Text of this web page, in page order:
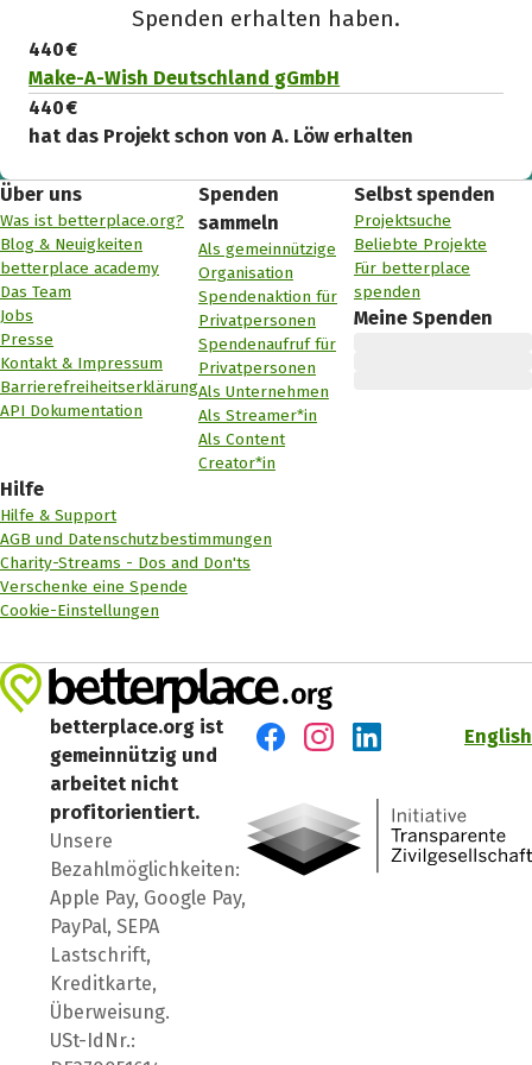
Spenden erhalten haben.
440 €
Make-A-Wish Deutschland gGmbH
440 €
hat das Projekt schon von A. Löw erhalten
Über uns
Was ist betterplace.org?
Blog & Neuigkeiten
betterplace academy
Das Team
Jobs
Presse
Kontakt & Impressum
Barrierefreiheitserklärung
API Dokumentation
Spenden
sammeln
Als gemeinnützige
Organisation
Spendenaktion für
Privatpersonen
Spendenaufruf für
Privatpersonen
Als Unternehmen
Als Streamer*in
Als Content
Creator*in
Selbst spenden
Projektsuche
Beliebte Projekte
Für betterplace
spenden
Meine Spenden
Hilfe
Hilfe & Support
AGB und Datenschutzbestimmungen
Charity-Streams - Dos and Don'ts
Verschenke eine Spende
Cookie-Einstellungen
betterplace.org ist
gemeinnützig und
arbeitet nicht
profitorientiert.
Unsere
Bezahlmöglichkeiten:
Apple Pay, Google Pay,
PayPal, SEPA
Lastschrift,
Kreditkarte,
Überweisung.
USt-IdNr.:
English